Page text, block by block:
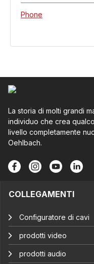
Phone
La storia di molti grandi
individuo che crea
livello completamente
Oehlbach.
COLLEGAMENTI
Configuratore di cavi
prodotti video
prodotti audio